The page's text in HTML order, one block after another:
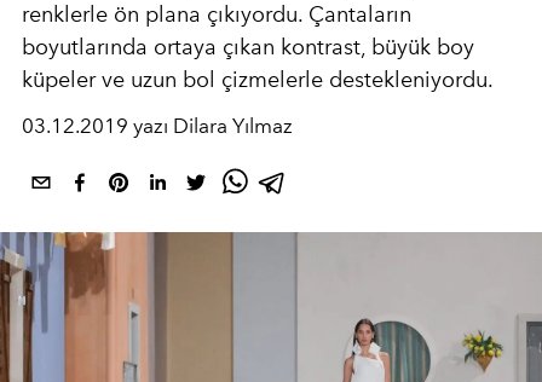
renklerle ön plana çıkıyordu. Çantaların
boyutlarında ortaya çıkan kontrast, büyük boy
küpeler ve uzun bol çizmelerle destekleniyordu.
03.12.2019 yazı Dilara Yılmaz